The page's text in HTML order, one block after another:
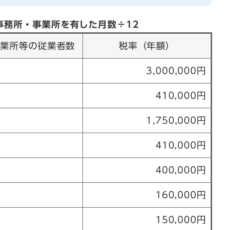
務所・事業所を有した月数÷12
所等の従業者数 税率（年額）
3,000,000円
410,000円
1,750,000円
410,000円
400,000円
160,000円
150,000円